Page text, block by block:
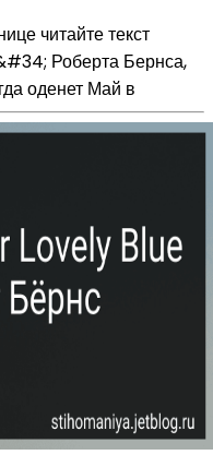
читайте текст
Роберта Бернса,
оденет Май в